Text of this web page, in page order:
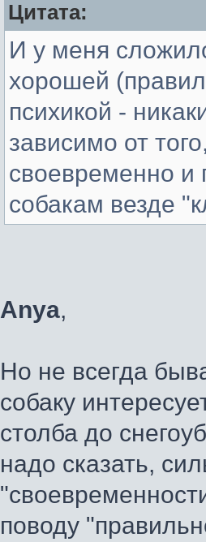
Цитата:
И у меня
хорошей
психикой -
зависимо от
своевременно и
собакам везде
Anya,
Но не всегда
собаку
столба до
надо сказать,
поводу